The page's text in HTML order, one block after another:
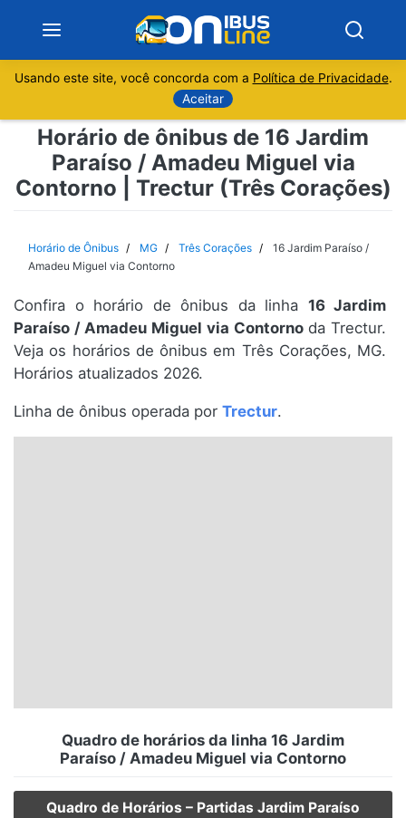
Sobre
Minas Gerais
Espírito Santo
Paraná
Santa Catarina
Usando este site, você concorda com a Política de Privacidade.
Aceitar
Horário de ônibus de 16 Jardim
Paraíso / Amadeu Miguel via
Contorno | Trectur (Três Corações)
Horário de Ônibus MG Três Corações
16 Jardim Paraíso /
Amadeu Miguel via Contorno
Confira o horário de ônibus da linha 16 Jardim
Paraíso / Amadeu Miguel via Contornoda Trectur.
Veja os horários de ônibus em Três Corações, MG.
Horários atualizados 2026.
Linha de ônibus operada por Trectur.
Quadro de horários da linha 16 Jardim
Paraíso / Amadeu Miguel via Contorno
Quadro de Horários – Partidas Jardim Paraíso